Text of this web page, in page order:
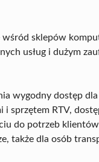
wśród sklepów
usług i dużym
wygodny dostęp
i sprzętem RTV,
do potrzeb
także dla osób